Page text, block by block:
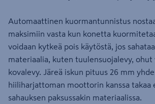
Automaattinen kuormantunnistus
maksimiin vasta kun konetta
voidaan kytkeä pois käytöstä, jos
materiaalia, kuten tuulensuojalevy, ohut
kovalevy. Järeä iskun pituus 26 mm
hiiliharjattoman moottorin kanssa takaa
sahauksen paksussakin materiaalissa.